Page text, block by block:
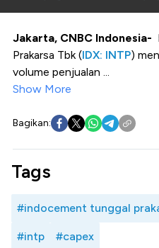
Koleksi?
Jakarta, CNBC Indonesia-
Prakarsa Tbk(IDX: INTP)
volume penjualan ...
Show More
Bagikan:
Tags
#indocement tunggal
#intp #capex